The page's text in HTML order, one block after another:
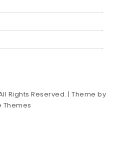
Rights Reserved. | Theme by
Themes